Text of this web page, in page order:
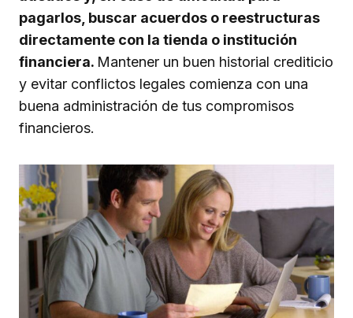
pagarlos, buscar acuerdos o reestructuras
directamente con la tienda o institución
financiera. Mantener un buen historial crediticio
y evitar conflictos legales comienza con una
buena administración de tus compromisos
financieros.